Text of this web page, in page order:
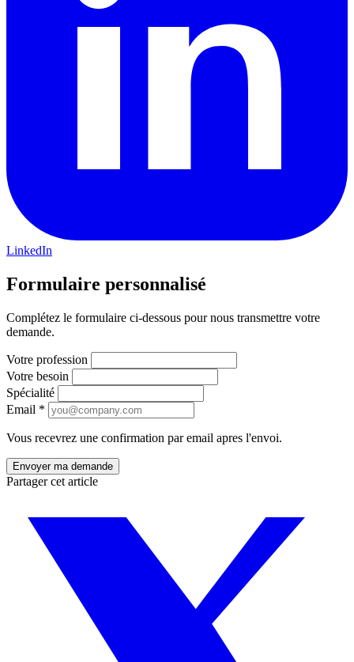
LinkedIn
Formulaire personnalisé
Complétez le formulaire ci-dessous pour nous transmettre votre
demande.
Votre profession
Votre besoin
Spécialité
Email *
Vous recevrez une confirmation par email apres l'envoi.
Partager cet article